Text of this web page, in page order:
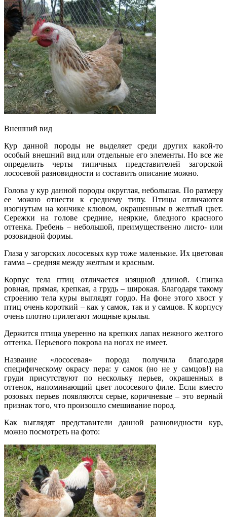
Внешний вид
Кур данной породы не выделяет среди других какой-то
особый внешний вид или отдельные его элементы. Но все же
определить черты типичных представителей загорской
лососевой разновидности и составить описание можно.
Голова у кур данной породы округлая, небольшая. По размеру
ее можно отнести к среднему типу. Птицы отличаются
изогнутым на кончике клювом, окрашенным в желтый цвет.
Сережки на голове средние, неяркие, бледного красного
оттенка. Гребень – небольшой, преимущественно листо- или
розовидной формы.
Глаза у загорских лососевых кур тоже маленькие. Их цветовая
гамма – средняя между желтым и красным.
Корпус тела птиц отличается изящной длиной. Спинка
ровная, прямая, крепкая, а грудь – широкая. Благодаря такому
строению тела куры выглядят гордо. На фоне этого хвост у
птиц очень короткий – как у самок, так и у самцов. К корпусу
очень плотно прилегают мощные крылья.
Держится птица уверенно на крепких лапах нежного желтого
оттенка. Перьевого покрова на ногах не имеет.
Название «лососевая» порода получила благодаря
специфическому окрасу пера: у самок (но не у самцов!) на
груди присутствуют по нескольку перьев, окрашенных в
оттенок, напоминающий цвет лососевого филе. Если вместо
розовых перьев появляются серые, коричневые – это верный
признак того, что произошло смешивание пород.
Как выглядят представители данной разновидности кур,
можно посмотреть на фото: